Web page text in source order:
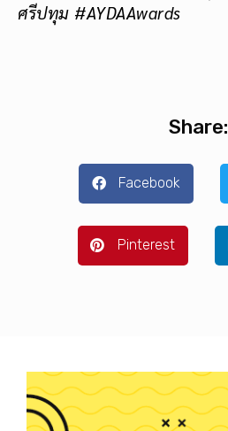
ศรีปทุม #AYDAAwards
Share:
Facebook
Pinterest